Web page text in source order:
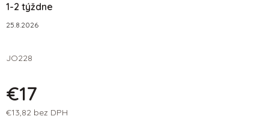
1-2 týždne
25.8.2026
JO228
€17
€13,82 bez DPH